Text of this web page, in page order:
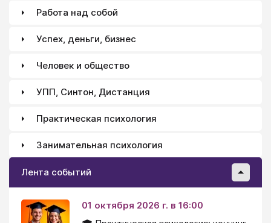
Работа над собой
Успех, деньги, бизнес
Человек и общество
УПП, Синтон, Дистанция
Практическая психология
Занимательная психология
Лента событий
01 октября 2026 г. в 16:00